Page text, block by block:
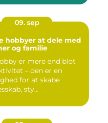
09. sep
hobbyer at dele med
og familie
er mere end blot
– den er en
for at skabe
sty...